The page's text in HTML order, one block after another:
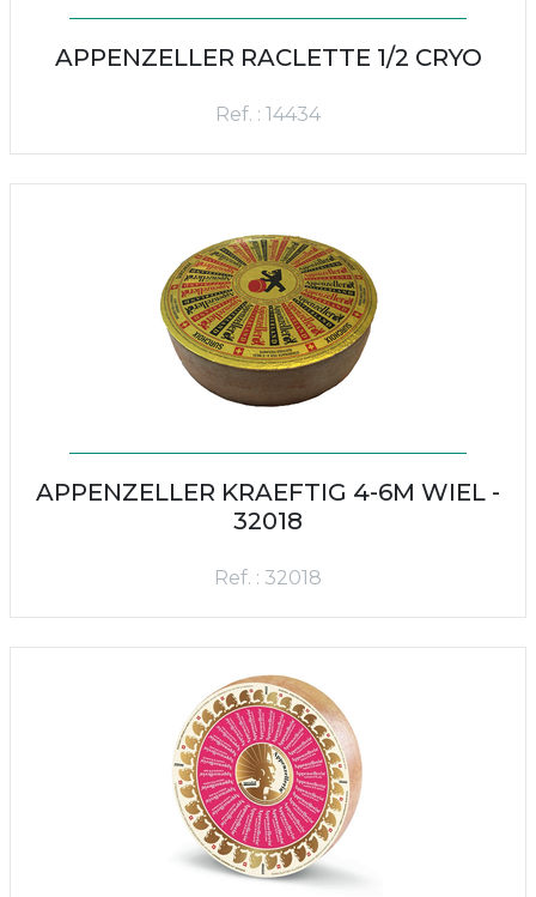
APPENZELLER RACLETTE 1/2 CRYO
Ref. : 14434
APPENZELLER KRAEFTIG 4-6M WIEL -
32018
Ref. : 32018